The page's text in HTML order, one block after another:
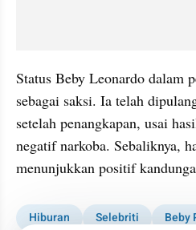
Status Beby Leonardo dalam
sebagai saksi. Ia telah
setelah penangkapan, usai
negatif narkoba. Sebaliknya,
menunjukkan positif
Hiburan Selebriti
Beby